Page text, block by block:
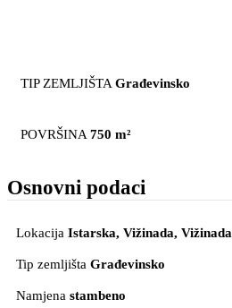
TIP ZEMLJIŠTA Građevinsko
POVRŠINA 750 m²
Osnovni podaci
Lokacija Istarska, Vižinada, Vižinada
Tip zemljišta Građevinsko
Namjena stambeno